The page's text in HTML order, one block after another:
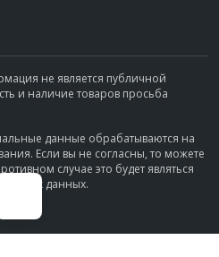
не является публичной
и наличие товаров просьба
данные обрабатываются на
Если вы не согласны, то можете
случае это будет являться
данных.